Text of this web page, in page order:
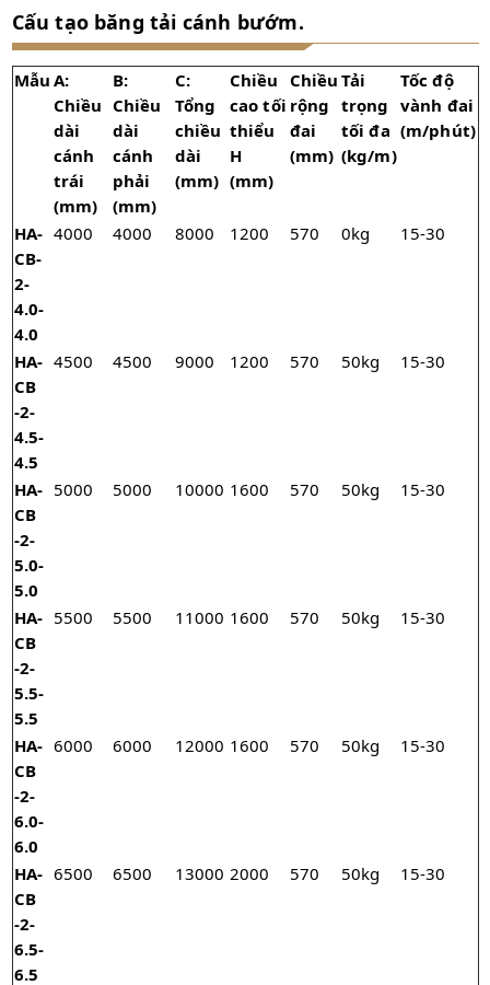
Cấu tạo băng tải cánh bướm.
Mẫu A:
Chiều
dài
cánh
trái
(mm)
B:
Chiều
dài
cánh
phải
(mm)
C:
Tổng
chiều
dài
(mm)
Chiều
cao tối
thiểu
H
(mm)
Chiều
rộng
đai
(mm)
Tải
trọng
tối đa
(kg/m)
Tốc độ
vành đai
(m/phút)
HA-
CB-
2-
4.0-
4.0
4000 4000 8000 1200 570 0kg 15-30
HA-
CB
-2-
4.5-
4.5
4500 4500 9000 1200 570 50kg 15-30
HA-
CB
-2-
5.0-
5.0
5000 5000 10000 1600 570 50kg 15-30
HA-
CB
-2-
5.5-
5.5
5500 5500 11000 1600 570 50kg 15-30
HA-
CB
-2-
6.0-
6.0
6000 6000 12000 1600 570 50kg 15-30
HA-
CB
-2-
6.5-
6.5
6500 6500 13000 2000 570 50kg 15-30